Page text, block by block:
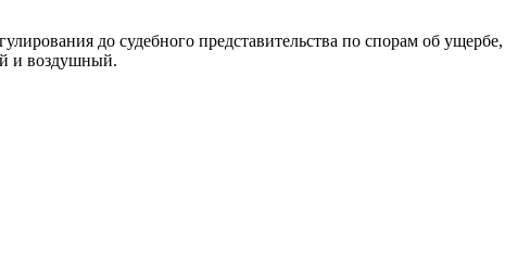
до судебного представительства по спорам об ущербе,
и воздушный.